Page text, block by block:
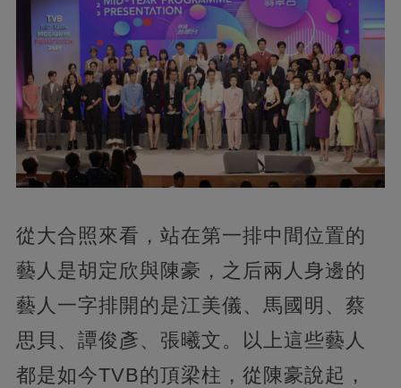
從大合照來看，站在第一排中間位置的
藝人是胡定欣與陳豪，之后兩人身邊的
藝人一字排開的是江美儀、馬國明、蔡
思貝、譚俊彥、張曦文。以上這些藝人
都是如今TVB的頂梁柱，從陳豪說起，